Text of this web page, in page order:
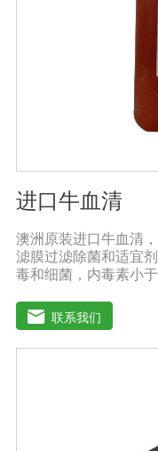
进口牛血清
澳洲原装进口牛血清
滤膜过滤除菌和适宜
毒和细菌，内毒素小
官的分离、培养及单
产。质量标准：符合
欧洲药典、美国药典
存：-15℃―-20℃有效
步解冻法（ -
联系我们